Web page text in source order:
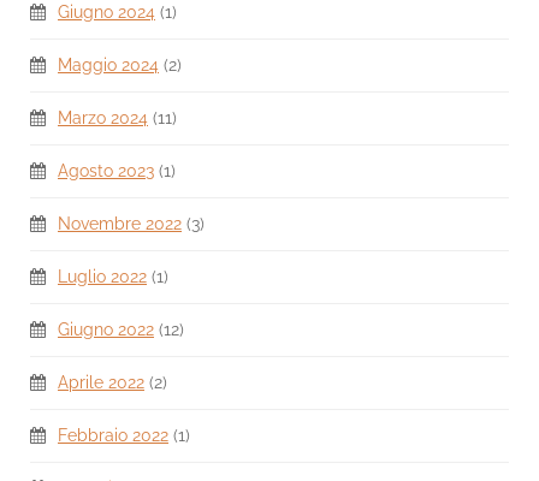
Giugno 2024 (1)
Maggio 2024 (2)
Marzo 2024 (11)
Agosto 2023 (1)
Novembre 2022 (3)
Luglio 2022 (1)
Giugno 2022 (12)
Aprile 2022 (2)
Febbraio 2022 (1)